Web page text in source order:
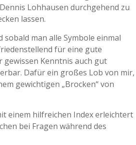
Lohhausen durchgehend zu
lassen.
man alle Symbole einmal
für eine gute
gewissen Kenntnis auch gut
Dafür ein großes Lob von mir,
gewichtigen „Brocken“ von
einem hilfreichen Index erleichtert
bei Fragen während des